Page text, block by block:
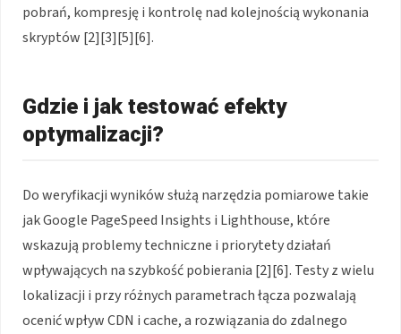
pobrań, kompresję i kontrolę nad kolejnością wykonania
skryptów [2][3][5][6].
Gdzie i jak testować efekty
optymalizacji?
Do weryfikacji wyników służą narzędzia pomiarowe takie
jak Google PageSpeed Insights i Lighthouse, które
wskazują problemy techniczne i priorytety działań
wpływających na szybkość pobierania [2][6]. Testy z wielu
lokalizacji i przy różnych parametrach łącza pozwalają
ocenić wpływ CDN i cache, a rozwiązania do zdalnego